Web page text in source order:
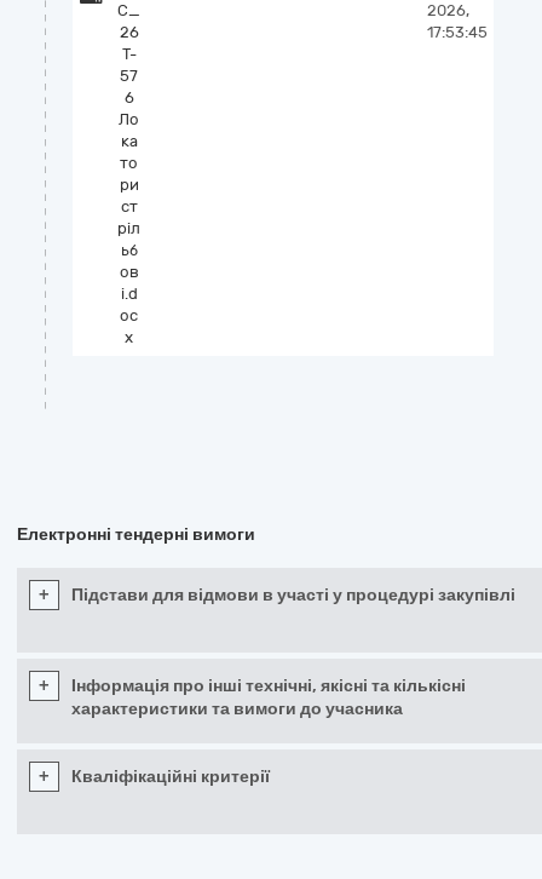
С_
26
Т-
57
6
Ло
ка
то
ри
ст
ріл
ьб
ов
і.d
oc
x
2026,
17:53:45
Електронні тендерні вимоги
+ Підстави для відмови в участі у процедурі закупівлі
+
Інформація про інші технічні, якісні та кількісні
характеристики та вимоги до учасника
+ Кваліфікаційні критерії